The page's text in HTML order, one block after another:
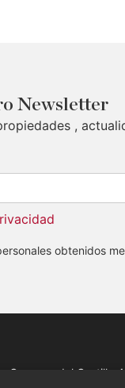
Newsletter
,
obtenidos
Canovas del Castillo 4